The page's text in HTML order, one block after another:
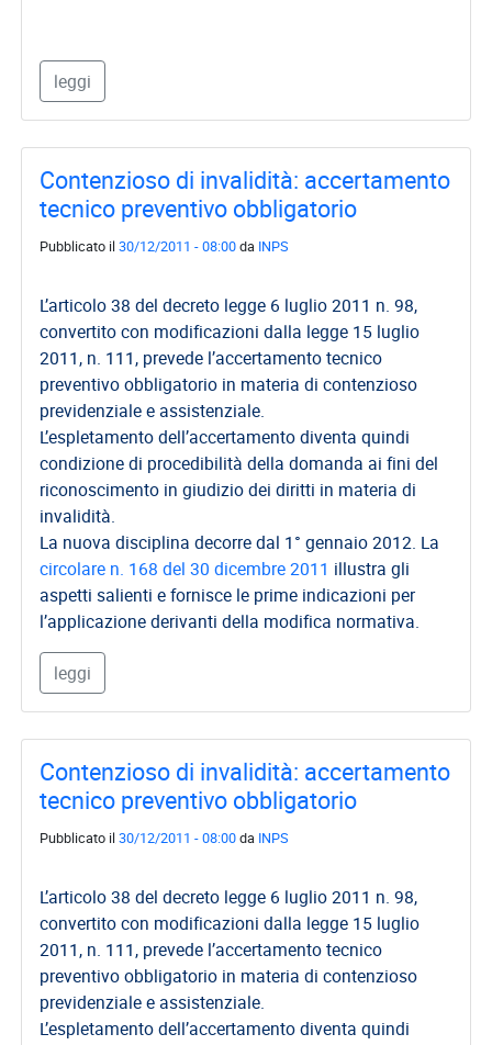
TIROCINANTI
Tirocinanti
Banca
Tirocinanti
Modulistica
COMMISSIONE
CERTIFICAZIONE
EVENTI
AREA
RISERVATA
leggi
Contenzioso di invalidità: accertamento
tecnico preventivo obbligatorio
Pubblicato il30/12/2011 - 08:00da INPS
L’articolo 38 del decreto legge 6 luglio 2011 n. 98,
convertito con modificazioni dalla legge 15 luglio
2011, n. 111, prevede l’accertamento tecnico
preventivo obbligatorio in materia di contenzioso
previdenziale e assistenziale.
L’espletamento dell’accertamento diventa quindi
condizione di procedibilità della domanda ai fini del
riconoscimento in giudizio dei diritti in materia di
invalidità.
La nuova disciplina decorre dal 1° gennaio 2012. La
circolare n. 168 del 30 dicembre 2011 illustra gli
aspetti salienti e fornisce le prime indicazioni per
l’applicazione derivanti della modifica normativa.
leggi
Contenzioso di invalidità: accertamento
tecnico preventivo obbligatorio
Pubblicato il30/12/2011 - 08:00da INPS
L’articolo 38 del decreto legge 6 luglio 2011 n. 98,
convertito con modificazioni dalla legge 15 luglio
2011, n. 111, prevede l’accertamento tecnico
preventivo obbligatorio in materia di contenzioso
previdenziale e assistenziale.
L’espletamento dell’accertamento diventa quindi